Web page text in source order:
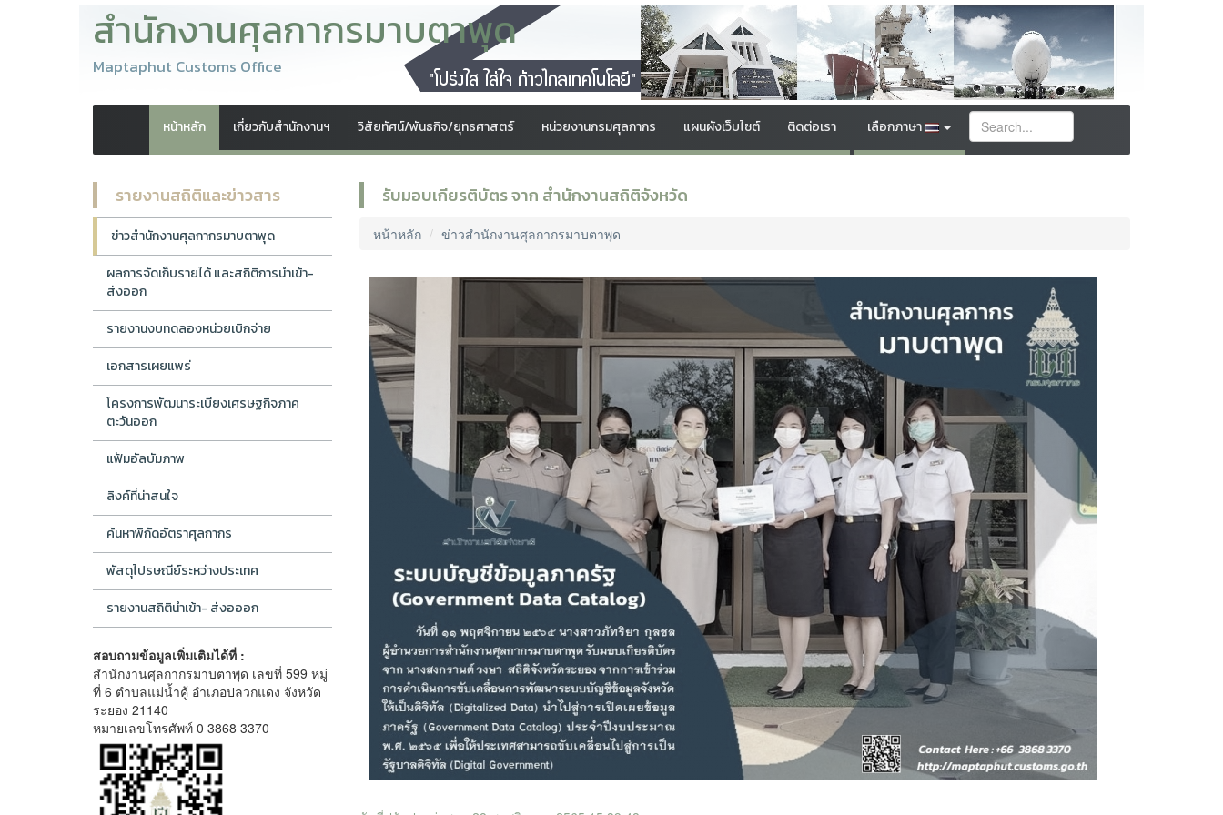
สำนักงานศุลกากรมาบตาพุด
Maptaphut Customs Office
หน้าหลัก เกี่ยวกับสำนักงานฯ วิสัยทัศน์/พันธกิจ/ยุทธศาสตร์ หน่วยงานกรมศุลกากร แผนผังเว็บไซต์ ติดต่อเรา เลือกภาษา
รายงานสถิติและข่าวสาร
ข่าวสำนักงานศุลกากรมาบตาพุด
ผลการจัดเก็บรายได้ และสถิติการนำเข้า-
ส่งออก
รายงานงบทดลองหน่วยเบิกจ่าย
เอกสารเผยแพร่
โครงการพัฒนาระเบียงเศรษฐกิจภาค
ตะวันออก
แฟ้มอัลบัมภาพ
ลิงค์ที่น่าสนใจ
ค้นหาพิกัดอัตราศุลกากร
พัสดุไปรษณีย์ระหว่างประเทศ
รายงานสถิตินำเข้า- ส่งอออก
สอบถามข้อมูลเพิ่มเติมได้ที่ :
สำนักงานศุลกากรมาบตาพุด เลขที่ 599 หมู่
ที่ 6 ตำบลแม่น้ำคู้ อำเภอปลวกแดง จังหวัด
ระยอง 21140
หมายเลขโทรศัพท์ 0 3868 3370
รับมอบเกียรติบัตร จาก สำนักงานสถิติจังหวัด
หน้าหลัก ข่าวสำนักงานศุลกากรมาบตาพุด